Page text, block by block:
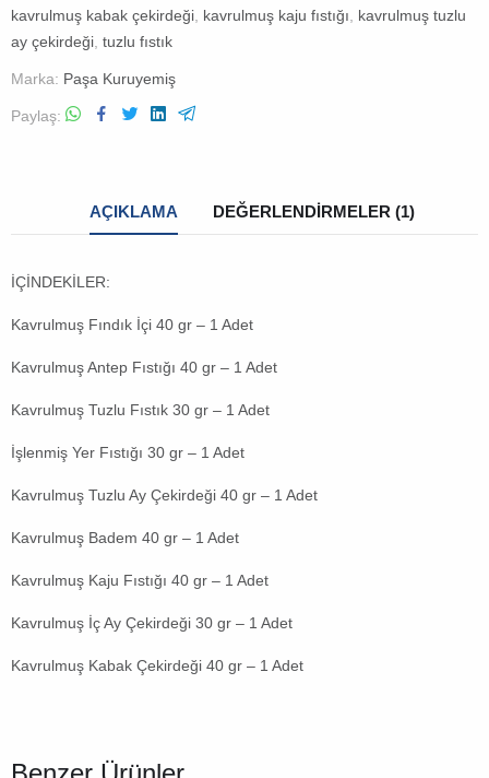
kavrulmuş kabak çekirdeği kavrulmuş kaju fıstığı
kavrulmuş tuzlu
ay çekirdeği tuzlu fıstık
Marka: Paşa Kuruyemiş
Paylaş
AÇIKLAMA DEĞERLENDIRMELER (1)
İÇİNDEKİLER:
Kavrulmuş Fındık İçi 40 gr – 1 Adet
Kavrulmuş Antep Fıstığı 40 gr – 1 Adet
Kavrulmuş Tuzlu Fıstık 30 gr – 1 Adet
İşlenmiş Yer Fıstığı 30 gr – 1 Adet
Kavrulmuş Tuzlu Ay Çekirdeği 40 gr – 1 Adet
Kavrulmuş Badem 40 gr – 1 Adet
Kavrulmuş Kaju Fıstığı 40 gr – 1 Adet
Kavrulmuş İç Ay Çekirdeği 30 gr – 1 Adet
Kavrulmuş Kabak Çekirdeği 40 gr – 1 Adet